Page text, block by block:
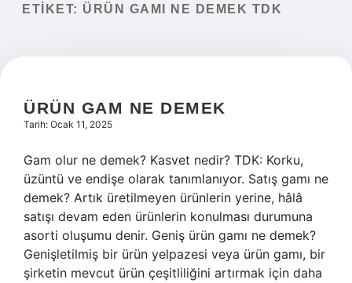
Yasal Uyarı
ETIKET: ÜRÜN GAMI NE DEMEK TDK
ÜRÜN GAM NE DEMEK
Tarih: Ocak 11, 2025
Gam olur ne demek? Kasvet nedir? TDK: Korku,
üzüntü ve endişe olarak tanımlanıyor. Satış gamı ne
demek? Artık üretilmeyen ürünlerin yerine, hâlâ
satışı devam eden ürünlerin konulması durumuna
asorti oluşumu denir. Geniş ürün gamı ne demek?
Genişletilmiş bir ürün yelpazesi veya ürün gamı, bir
şirketin mevcut ürün çeşitliliğini artırmak için daha